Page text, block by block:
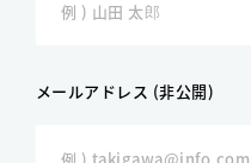
メールアドレス (非公開)